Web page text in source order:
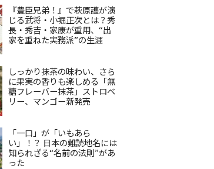
『豊臣兄弟！』で萩原護が演
じる武将・小堀正次とは？秀
長・秀吉・家康が重用、“出
家を重ねた実務派”の生涯
しっかり抹茶の味わい、さら
に果実の香りも楽しめる「無
糖フレーバー抹茶」ストロベ
リー、マンゴー新発売
「一口」が「いもあら
い」！？ 日本の難読地名には
知られざる“名前の法則”があ
った